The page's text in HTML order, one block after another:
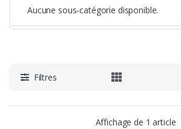
Aucune sous-catégorie disponible.
Filtres
Affichage de 1 article